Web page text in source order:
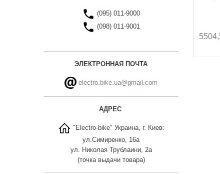
(095) 011-9000
(098) 011-9001
ЭЛЕКТРОННАЯ ПОЧТА
electro.bike.ua@gmail.com
АДРЕС
"Electro-bike" Украина, г. Киев:
ул.Симиренко, 16а
ул. Николая Трублаини, 2а
(точка выдачи товара)